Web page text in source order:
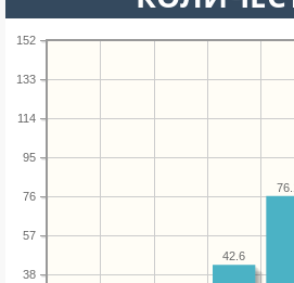
38
57
76
95
114
133
152
42.6